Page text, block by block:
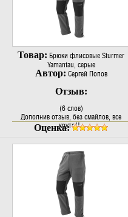
Товар: Брюки флисовые Sturmer
Yamantau, серые
Автор: Сергей Попов
Отзыв:
(6 слов)
Дополнив отзыв, без смайлов, все
круто!!..
Оценка: